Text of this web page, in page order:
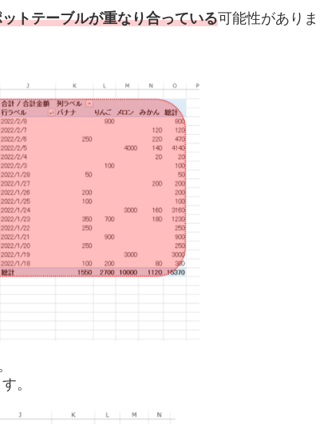
トテーブルが重なり合っている可能性がありま
。